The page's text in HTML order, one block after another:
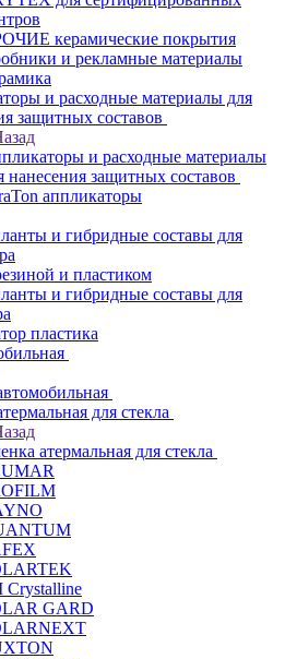
керамические покрытия
и рекламные материалы
и расходные материалы для
защитных составов
и расходные материалы
нанесения защитных составов
аппликаторы
и гибридные составы для
и пластиком
и гибридные составы для
пластика
для стекла
атермальная для стекла
Crystalline
GARD